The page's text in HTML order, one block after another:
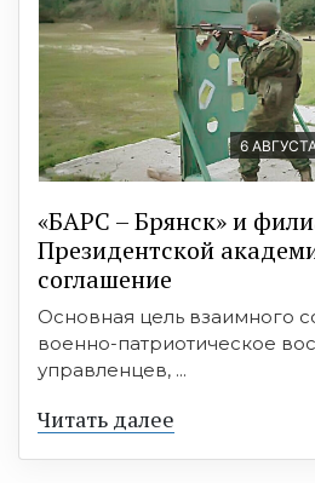
6
«БАРС – Брянск» и
Президентской
соглашение
Основная цель взаимного
военно-патриотическое
управленцев, ...
Читать далее